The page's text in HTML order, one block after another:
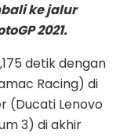
ke jalur
2021.
detik dengan
Racing) di
(Ducati Lenovo
3) di akhir